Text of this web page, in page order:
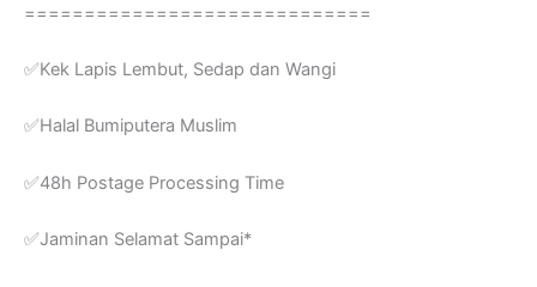
=============================
✅Kek Lapis Lembut, Sedap dan Wangi
✅Halal Bumiputera Muslim
✅48h Postage Processing Time
✅Jaminan Selamat Sampai*